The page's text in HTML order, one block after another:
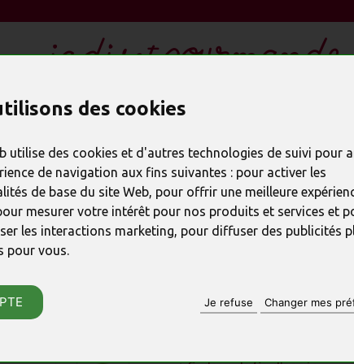
des cookies
utilise des cookies et d'autres technologies de suivi pour
de navigation aux fins suivantes : pour activer les
de base du site Web, pour offrir une meilleure
mesurer votre intérêt pour nos produits et services et
les interactions marketing, pour diffuser des publicités
pour vous.
Je refuse Changer mes
PRODUIT PRÉCÉDENT
Boite JG11
RÉFÉRENCE : 23439